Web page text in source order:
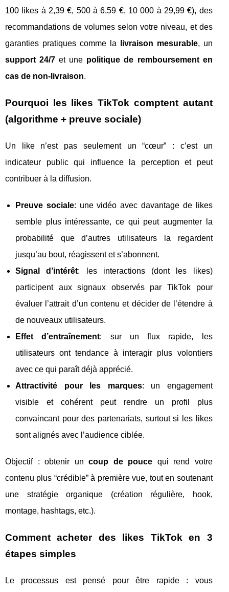
100 likes à 2,39 €, 500 à 6,59 €, 10 000 à 29,99 €), des
recommandations de volumes selon votre niveau, et des
garanties pratiques comme la
livraison mesurable, un
support 24/7 et une politique de remboursement en
cas de non-livraison.
Pourquoi les likes TikTok comptent autant
(algorithme + preuve sociale)
Un like n’est pas seulement un “cœur” : c’est un
indicateur public qui influence la perception et peut
contribuer à la diffusion.
Preuve sociale: une vidéo avec davantage de likes
semble plus intéressante, ce qui peut augmenter la
probabilité que d’autres utilisateurs la regardent
jusqu’au bout, réagissent et s’abonnent.
Signal d’intérêt: les interactions (dont les likes)
participent aux signaux observés par TikTok pour
évaluer l’attrait d’un contenu et décider de l’étendre à
de nouveaux utilisateurs.
Effet d’entraînement: sur un flux rapide, les
utilisateurs ont tendance à interagir plus volontiers
avec ce qui paraît déjà apprécié.
Attractivité pour les marques: un engagement
visible et cohérent peut rendre un profil plus
convaincant pour des partenariats, surtout si les likes
sont alignés avec l’audience ciblée.
Objectif : obtenir uncoup de pouce qui rend votre
contenu plus “crédible” à première vue, tout en soutenant
une stratégie organique (création régulière, hook,
montage, hashtags, etc.).
Comment acheter des likes TikTok en 3
étapes simples
Le processus est pensé pour être rapide : vous